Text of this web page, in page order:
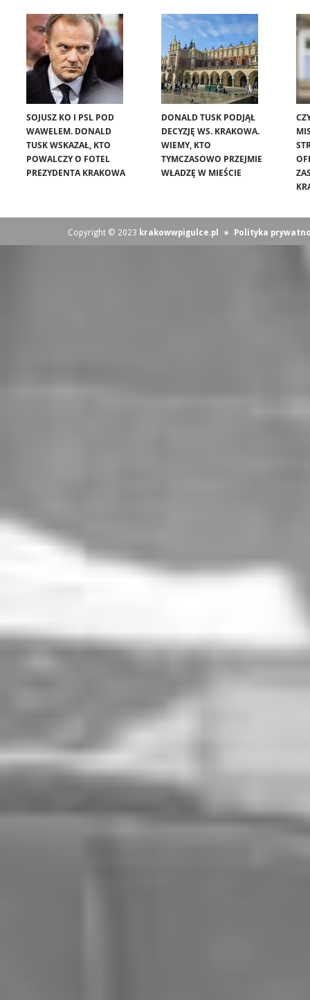
SOJUSZ KO I PSL POD
WAWELEM. DONALD
TUSK WSKAZAŁ, KTO
POWALCZY O FOTEL
PREZYDENTA KRAKOWA
DONALD TUSK PODJĄŁ
DECYZJĘ WS. KRAKOWA.
WIEMY, KTO
TYMCZASOWO PRZEJMIE
WŁADZĘ W MIEŚCIE
Copyright © 2023 krakowwpigulce.pl ∗ Polityka